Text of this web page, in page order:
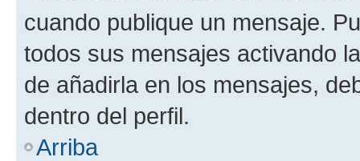
cuando publique un mensaje.
todos sus mensajes activando
de añadirla en los mensajes,
dentro del perfil.
Arriba